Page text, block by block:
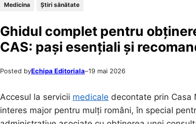
Medicina Ştiri sănătate
Ghidul complet pentru
CAS: pași esențiali și
Posted byEchipa Editoriala–19 mai 2026
Accesul la servicii medicale decontate prin Casa
interes major pentru mulți români, în special